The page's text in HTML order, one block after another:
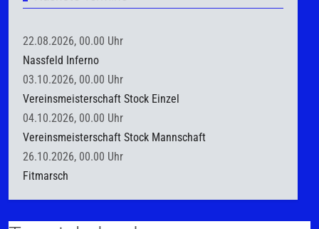
22.08.2026, 00.00 Uhr
Nassfeld Inferno
03.10.2026, 00.00 Uhr
Vereinsmeisterschaft Stock Einzel
04.10.2026, 00.00 Uhr
Vereinsmeisterschaft Stock Mannschaft
26.10.2026, 00.00 Uhr
Fitmarsch